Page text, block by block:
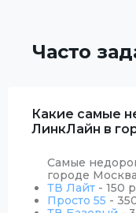
Часто
Какие самые
ЛинкЛайн в
Самые
городе
ТВ Лайт - 150
Просто 55 -